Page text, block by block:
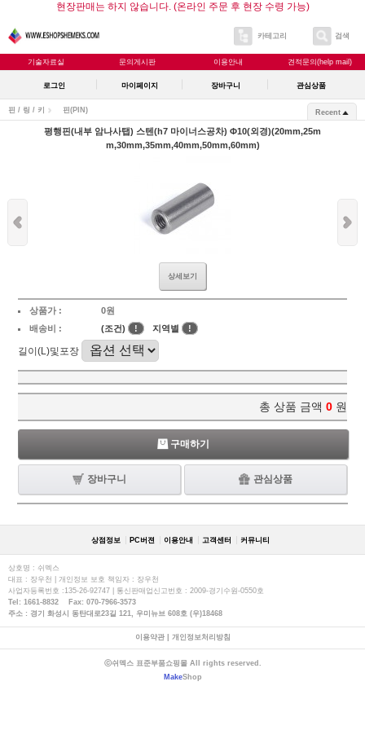
현장판매는 하지 않습니다. (온라인 주문 후 현장 수령 가능)
카테고리 검색
기술자료실 문의게시판 이용안내 견적문의(help mail)
로그인 마이페이지 장바구니 관심상품
핀 / 링 / 키 핀(PIN) Recent
평행핀(내부 암나사탭) 스텐(h7 마이너스공차) Φ10(외경)(20mm,25m
m,30mm,35mm,40mm,50mm,60mm)
상세보기
상품가 :
0원
배송비 :
(조건) ! 지역별 !
길이(L)및포장
총 상품 금액 0 원
구매하기
장바구니 관심상품
상점정보 PC버젼 이용안내 고객센터 커뮤니티
상호명 : 쉬멕스
대표 : 장우천 | 개인정보 보호 책임자 : 장우천
사업자등록번호 :135-26-92747 | 통신판매업신고번호 : 2009-경기수원-0550호
Tel: 1661-8832 Fax: 070-7966-3573
주소 : 경기 화성시 동탄대로23길 121, 우미뉴브 608호 (우)18468
이용약관| 개인정보처리방침
ⓒ쉬멕스 표준부품쇼핑몰 All rights reserved.
MakeShop